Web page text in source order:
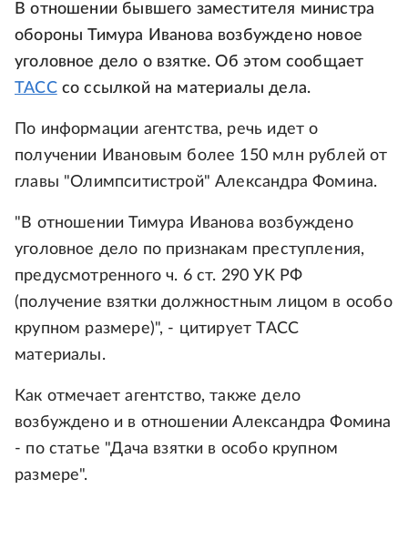
В отношении бывшего заместителя министра
обороны Тимура Иванова возбуждено новое
уголовное дело о взятке. Об этом сообщает
ТАССсо ссылкой на материалы дела.
По информации агентства, речь идет о
получении Ивановым более 150 млн рублей от
главы "Олимпситистрой" Александра Фомина.
"В отношении Тимура Иванова возбуждено
уголовное дело по признакам преступления,
предусмотренного ч. 6 ст. 290 УК РФ
(получение взятки должностным лицом в особо
крупном размере)", - цитирует ТАСС
материалы.
Как отмечает агентство, также дело
возбуждено и в отношении Александра Фомина
- по статье "Дача взятки в особо крупном
размере".